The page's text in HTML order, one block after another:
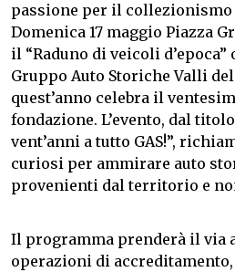
passione per il
Domenica 17 maggio Piazza
il “Raduno di veicoli
Gruppo Auto Storiche Valli del
quest’anno celebra il
fondazione. L’evento, dal
vent’anni a tutto GAS!”,
curiosi per ammirare auto
provenienti dal territorio e
Il programma prenderà il via
operazioni di